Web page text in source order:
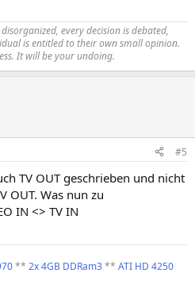
every decision is debated,
is entitled to their own small opinion.
It will be your undoing.
#5
TV OUT geschrieben und nicht
OUT. Was nun zu
IN <> TV IN
** 2x 4GB DDRam3** ATI HD 4250